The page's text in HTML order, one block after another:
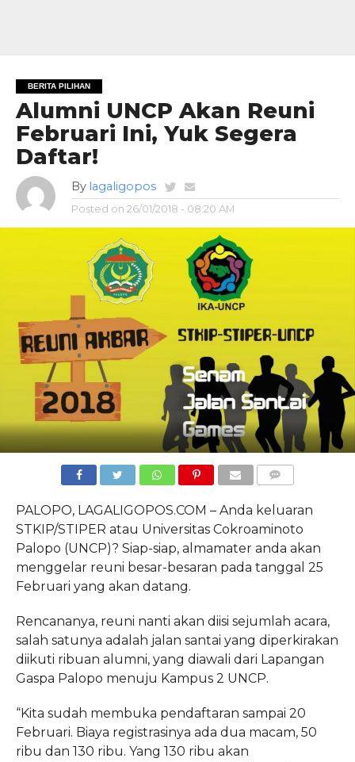
BERITA PILIHAN
Alumni UNCP Akan Reuni
Februari Ini, Yuk Segera
Daftar!
By lagaligopos
Posted on 26/01/2018 - 08:20 AM
PALOPO, LAGALIGOPOS.COM – Anda keluaran
STKIP/STIPER atau Universitas Cokroaminoto
Palopo (UNCP)? Siap-siap, almamater anda akan
menggelar reuni besar-besaran pada tanggal 25
Februari yang akan datang.
Rencananya, reuni nanti akan diisi sejumlah acara,
salah satunya adalah jalan santai yang diperkirakan
diikuti ribuan alumni, yang diawali dari Lapangan
Gaspa Palopo menuju Kampus 2 UNCP.
“Kita sudah membuka pendaftaran sampai 20
Februari. Biaya registrasinya ada dua macam, 50
ribu dan 130 ribu. Yang 130 ribu akan